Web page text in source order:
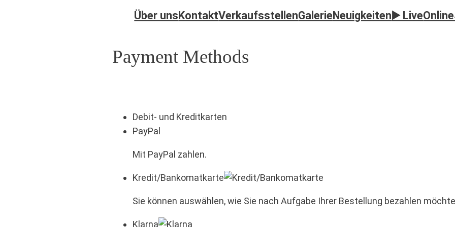
Über uns KontaktVerkaufsstellenGalerie Neuigkeiten ▶️ Live
Payment Methods
Debit- und Kreditkarten
PayPal
Mit PayPal zahlen.
Kredit/Bankomatkarte
Sie können auswählen, wie Sie nach Aufgabe Ihrer Bestellung bezahlen
Klarna